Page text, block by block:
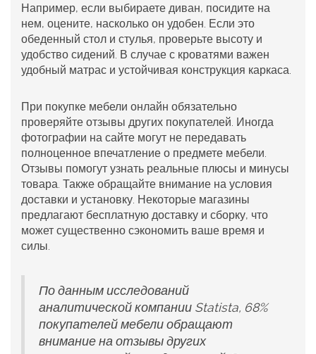
Например, если выбираете диван, посидите на
нем, оцените, насколько он удобен. Если это
обеденный стол и стулья, проверьте высоту и
удобство сидений. В случае с кроватями важен
удобный матрас и устойчивая конструкция каркаса.
При покупке мебели онлайн обязательно
проверяйте отзывы других покупателей. Иногда
фотографии на сайте могут не передавать
полноценное впечатление о предмете мебели.
Отзывы помогут узнать реальные плюсы и минусы
товара. Также обращайте внимание на условия
доставки и установку. Некоторые магазины
предлагают бесплатную доставку и сборку, что
может существенно сэкономить ваше время и
силы.
По данным исследований
аналитической компании Statista, 68%
покупателей мебели обращают
внимание на отзывы других